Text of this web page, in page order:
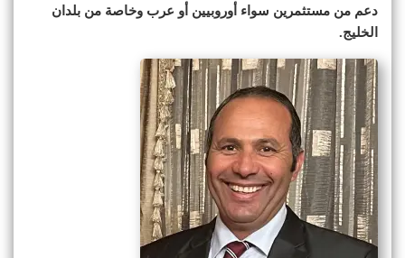
دعم من مستثمرين سواء أوروبيين أو عرب وخاصة من بلدان
الخليج.